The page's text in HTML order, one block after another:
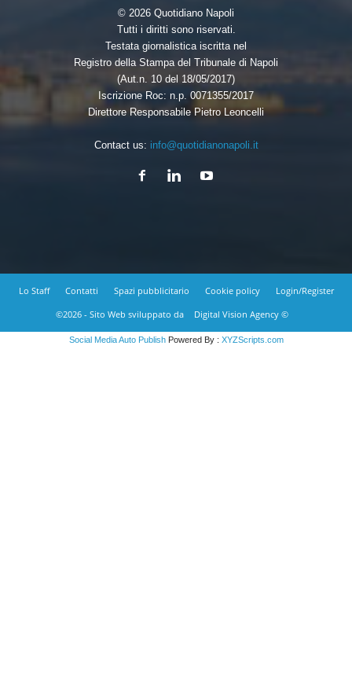
© 2026 Quotidiano Napoli
Tutti i diritti sono riservati.
Testata giornalistica iscritta nel
Registro della Stampa del Tribunale di Napoli
(Aut.n. 10 del 18/05/2017)
Iscrizione Roc: n.p. 0071355/2017
Direttore Responsabile Pietro Leoncelli
Contact us: info@quotidianonapoli.it
Lo Staff Contatti Spazi pubblicitario Cookie policy
Login/Register
©2026 - Sito Web sviluppato da
Digital Vision Agency ©
Social Media Auto PublishPowered By : XYZScripts.com